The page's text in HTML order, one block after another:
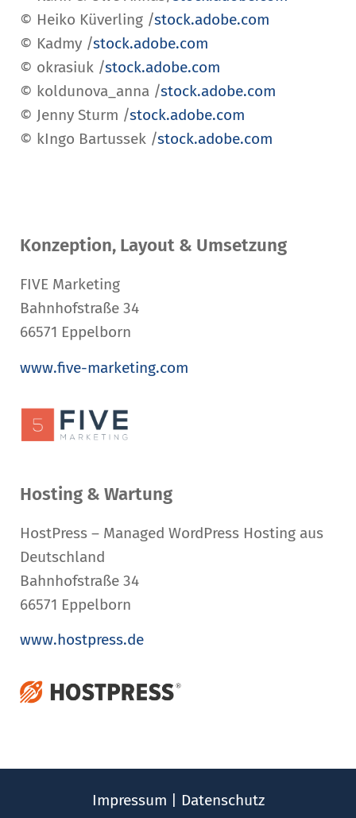
© Heiko Küverling /stock.adobe.com
© Kadmy /stock.adobe.com
© okrasiuk /stock.adobe.com
© koldunova_anna /stock.adobe.com
© Jenny Sturm /stock.adobe.com
© kIngo Bartussek /stock.adobe.com
Konzeption, Layout & Umsetzung
FIVE Marketing
Bahnhofstraße 34
66571 Eppelborn
www.five-marketing.com
Hosting & Wartung
HostPress – Managed WordPress Hosting aus
Deutschland
Bahnhofstraße 34
66571 Eppelborn
www.hostpress.de
Impressum Datenschutz